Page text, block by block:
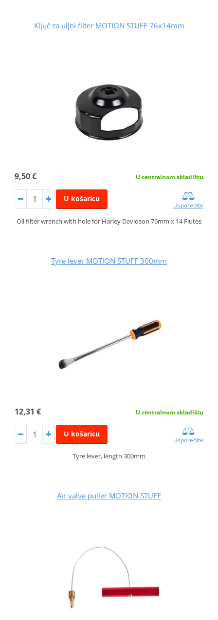
Ključ za uljni filter MOTION STUFF 76x14mm
9,50 € U centralnom skladištu
U košaricu
Usporedite
Oil filter wrench with hole for Harley Davidson 76mm x 14 Flutes
Tyre lever MOTION STUFF 300mm
12,31 € U centralnom skladištu
U košaricu
Usporedite
Tyre lever, length 300mm
Air valve puller MOTION STUFF